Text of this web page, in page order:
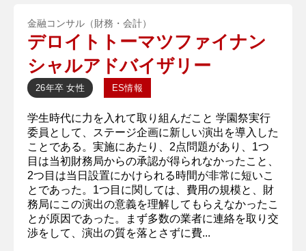
金融コンサル（財務・会計）
デロイトトーマツファイナン
シャルアドバイザリー
26年卒 女性 ES情報
学生時代に力を入れて取り組んだこと 学園祭実行
委員として、ステージ企画に新しい演出を導入した
ことである。実施にあたり、2点問題があり、1つ
目は当初財務局からの承認が得られなかったこと、
2つ目は当日設置にかけられる時間が非常に短いこ
とであった。1つ目に関しては、費用の規模と、財
務局にこの演出の意義を理解してもらえなかったこ
とが原因であった。まず多数の業者に連絡を取り交
渉をして、演出の質を落とさずに費...